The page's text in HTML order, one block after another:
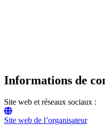
Informations de
Site web et réseaux sociaux :
Site web de l’organisateur